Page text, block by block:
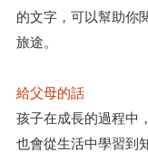
的文字，可以幫助你
旅途。
給父母的話
孩子在成長的過程中
也會從生活中學習到